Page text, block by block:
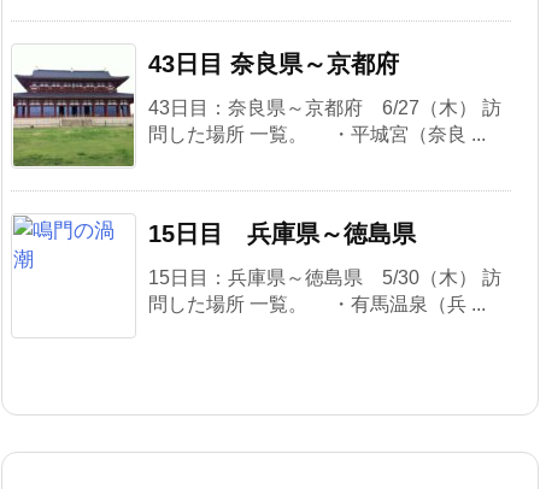
43日目 奈良県～京都府
43日目：奈良県～京都府 6/27（木） 訪
問した場所 一覧。 ・平城宮（奈良 ...
15日目 兵庫県～徳島県
15日目：兵庫県～徳島県 5/30（木） 訪
問した場所 一覧。 ・有馬温泉（兵 ...